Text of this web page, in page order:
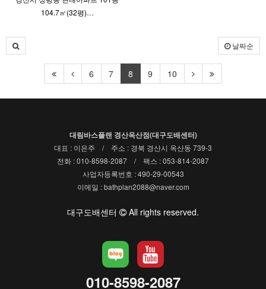
104.7㎡(32평)…
날짜순
6 7 8 9 10
대림바스플랜 경산옥산점(대구도배센터)
대표 : 이은주 / 주소 : 경북 경산시 옥산동 739-3
전화 : 010-8598-2087 / 팩스 : 053-814-2087
사업자등록번호 : 490-29-00543
이메일 : bathplan2088@naver.com
대구도배센터 All rights reserved.
010-8598-2087